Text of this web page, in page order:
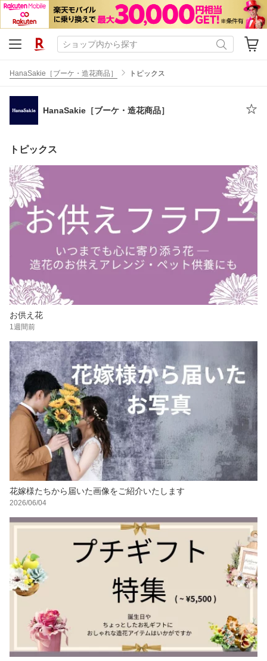
HanaSakie［ブーケ・造花商品］ トピックス
HanaSakie［ブーケ・造花商品］
トピックス
お供え花
1週間前
花嫁様たちから届いた画像をご紹介いたします
2026/06/04